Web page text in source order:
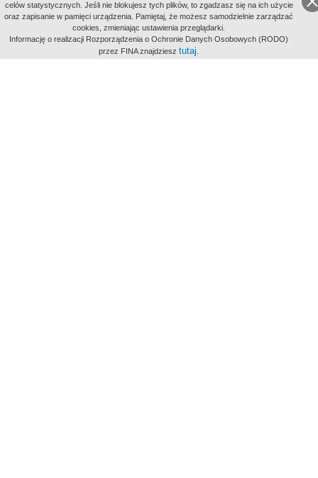
celów statystycznych. Jeśli nie blokujesz tych plików, to zgadzasz się na ich użycie
oraz zapisanie w pamięci urządzenia. Pamiętaj, że możesz samodzielnie zarządzać
cookies, zmieniając ustawienia przeglądarki.
Informację o realizacji Rozporządzenia o Ochronie Danych Osobowych (RODO)
przez FINA znajdziesz tutaj